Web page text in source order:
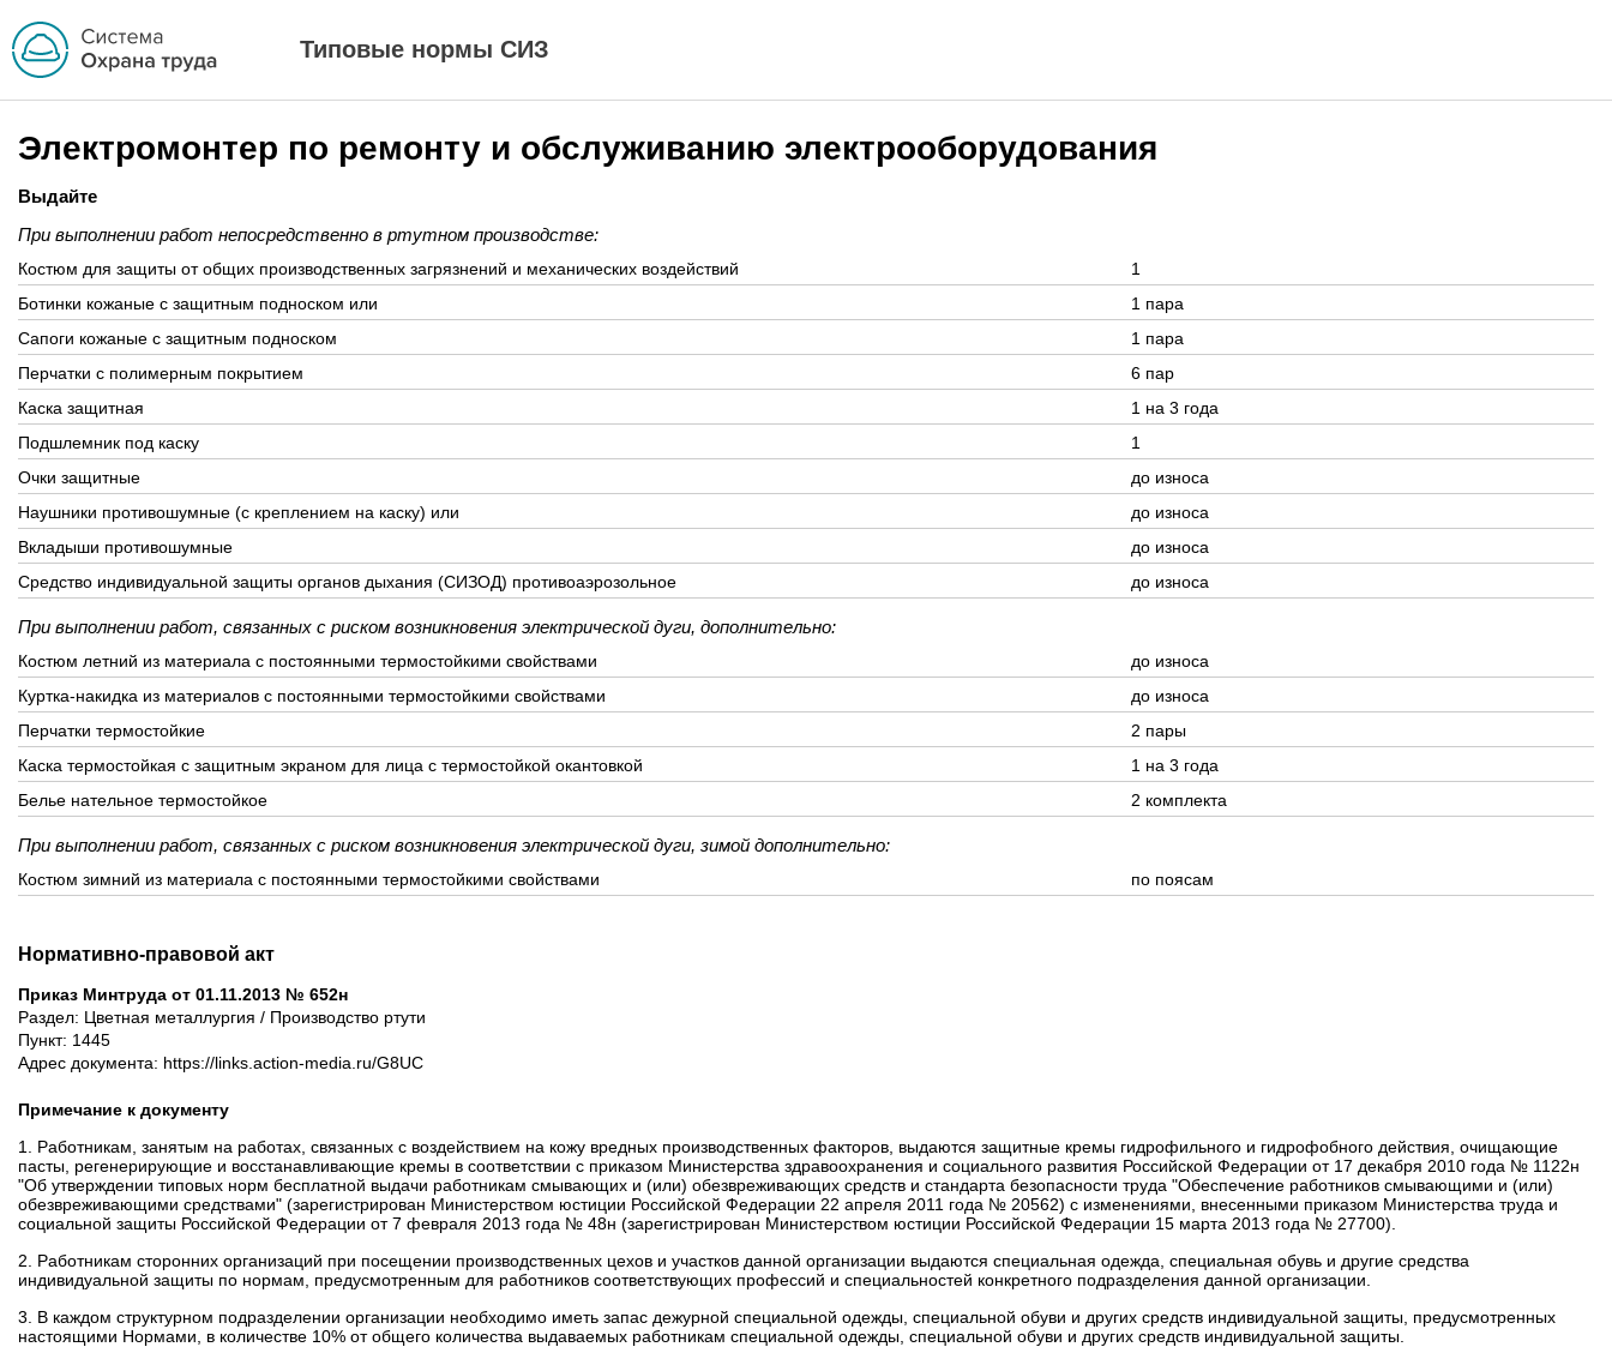
Типовые нормы СИЗ
Электромонтер по ремонту и обслуживанию электрооборудования
Выдайте
При выполнении работ непосредственно в ртутном производстве:
Костюм для защиты от общих производственных загрязнений и механических воздействий
1
Ботинки кожаные с защитным подноском или
1 пара
Сапоги кожаные с защитным подноском
1 пара
Перчатки с полимерным покрытием
6 пар
Каска защитная
1 на 3 года
Подшлемник под каску
1
Очки защитные
до износа
Наушники противошумные (с креплением на каску) или
до износа
Вкладыши противошумные
до износа
Средство индивидуальной защиты органов дыхания (СИЗОД) противоаэрозольное
до износа
При выполнении работ, связанных с риском возникновения электрической дуги, дополнительно:
Костюм летний из материала с постоянными термостойкими свойствами
до износа
Куртка-накидка из материалов с постоянными термостойкими свойствами
до износа
Перчатки термостойкие
2 пары
Каска термостойкая с защитным экраном для лица с термостойкой окантовкой
1 на 3 года
Белье нательное термостойкое
2 комплекта
При выполнении работ, связанных с риском возникновения электрической дуги, зимой дополнительно:
Костюм зимний из материала с постоянными термостойкими свойствами по поясам
Нормативно-правовой акт
Приказ Минтруда от 01.11.2013 № 652н
Раздел: Цветная металлургия / Производство ртути
Пункт: 1445
Адрес документа: https://links.action-media.ru/G8UC
Примечание к документу
1. Работникам, занятым на работах, связанных с воздействием на кожу вредных производственных факторов, выдаются защитные кремы гидрофильного и гидрофобного действия, очищающие
пасты, регенерирующие и восстанавливающие кремы в соответствии с приказом Министерства здравоохранения и социального развития Российской Федерации от 17 декабря 2010 года № 1122н
"Об утверждении типовых норм бесплатной выдачи работникам смывающих и (или) обезвреживающих средств и стандарта безопасности труда "Обеспечение работников смывающими и (или)
обезвреживающими средствами" (зарегистрирован Министерством юстиции Российской Федерации 22 апреля 2011 года № 20562) с изменениями, внесенными приказом Министерства труда и
социальной защиты Российской Федерации от 7 февраля 2013 года № 48н (зарегистрирован Министерством юстиции Российской Федерации 15 марта 2013 года № 27700).
2. Работникам сторонних организаций при посещении производственных цехов и участков данной организации выдаются специальная одежда, специальная обувь и другие средства
индивидуальной защиты по нормам, предусмотренным для работников соответствующих профессий и специальностей конкретного подразделения данной организации.
3. В каждом структурном подразделении организации необходимо иметь запас дежурной специальной одежды, специальной обуви и других средств индивидуальной защиты, предусмотренных
настоящими Нормами, в количестве 10% от общего количества выдаваемых работникам специальной одежды, специальной обуви и других средств индивидуальной защиты.